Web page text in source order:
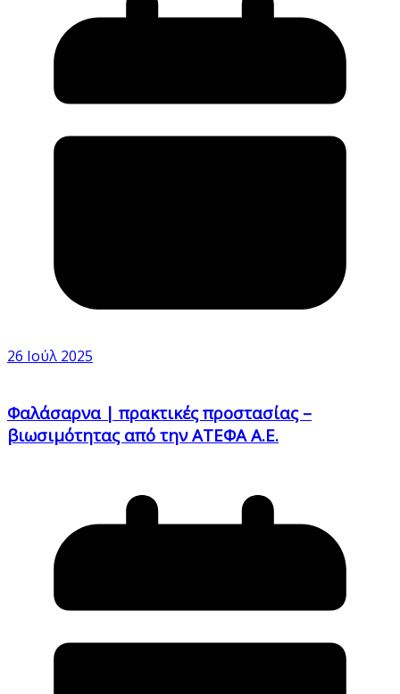
26 Ιούλ 2025
Φαλάσαρνα | πρακτικές προστασίας –
βιωσιμότητας από την ΑΤΕΦΑ Α.Ε.